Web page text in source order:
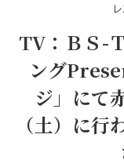
TV：ＢＳ-
ング
ジ」にて
（土）に